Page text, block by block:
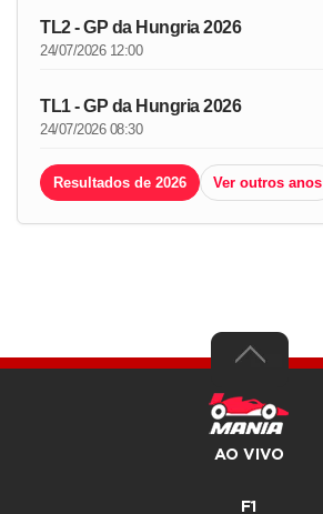
TL2 - GP da Hungria 2026
24/07/2026 12:00
TL1 - GP da Hungria 2026
24/07/2026 08:30
Resultados de 2026 Ver outros anos
AO VIVO
F1